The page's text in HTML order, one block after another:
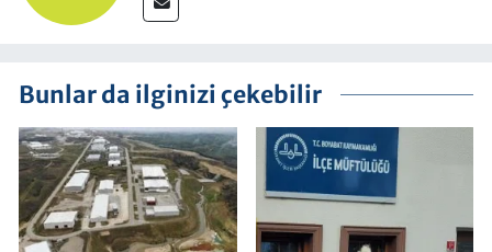
Bunlar da ilginizi çekebilir